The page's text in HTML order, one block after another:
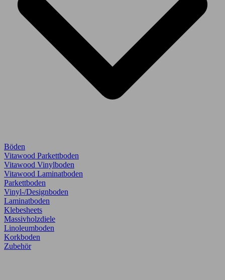
Böden
Vitawood Parkettboden
Vitawood Vinylboden
Vitawood Laminatboden
Parkettboden
Vinyl-/Designboden
Laminatboden
Klebesheets
Massivholzdiele
Linoleumboden
Korkboden
Zubehör